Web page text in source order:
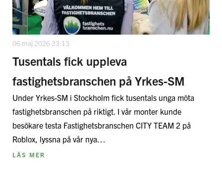
06 maj 2026 23:13
Tusentals fick uppleva
fastighetsbranschen på Yrkes-SM
Under Yrkes-SM i Stockholm fick tusentals unga möta
fastighetsbranschen på riktigt. I vår monter kunde
besökare testa Fastighetsbranschen CITY TEAM 2 på
Roblox, lyssna på vår nya…
LÄS MER